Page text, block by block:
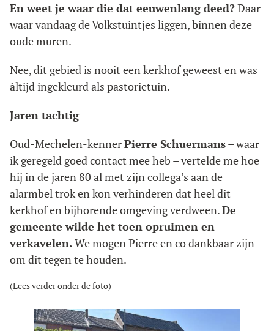
En weet je waar die dat eeuwenlang deed?Daar
waar vandaag de Volkstuintjes liggen, binnen deze
oude muren.
Nee, dit gebied is nooit een kerkhof geweest en was
àltijd ingekleurd als pastorietuin.
Jaren tachtig
Oud-Mechelen-kennerPierre Schuermans– waar
ik geregeld goed contact mee heb – vertelde me hoe
hij in de jaren 80 al met zijn collega’s aan de
alarmbel trok en kon verhinderen dat heel dit
kerkhof en bijhorende omgeving verdween.De
gemeente wilde het toen opruimen en
verkavelen.We mogen Pierre en co dankbaar zijn
om dit tegen te houden.
(Lees verder onder de foto)